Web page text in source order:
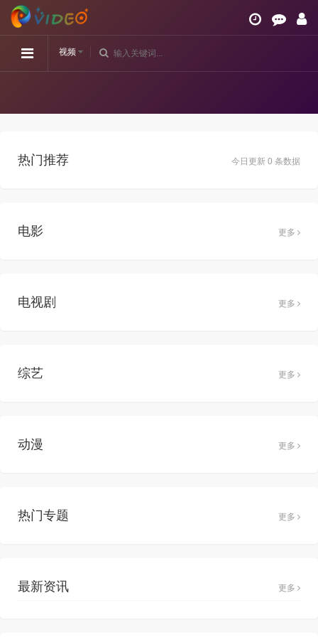
视频
今日更新 0 条数据
热门推荐
电影 更多
电视剧 更多
综艺 更多
动漫 更多
热门专题 更多
最新资讯 更多